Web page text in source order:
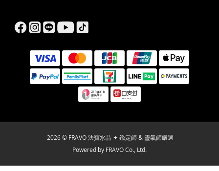
2026 © FRAVO 法寶水晶 ✦ 鑑定師 & 靈氣師嚴選
Powered by FRAVO Co., Ltd.